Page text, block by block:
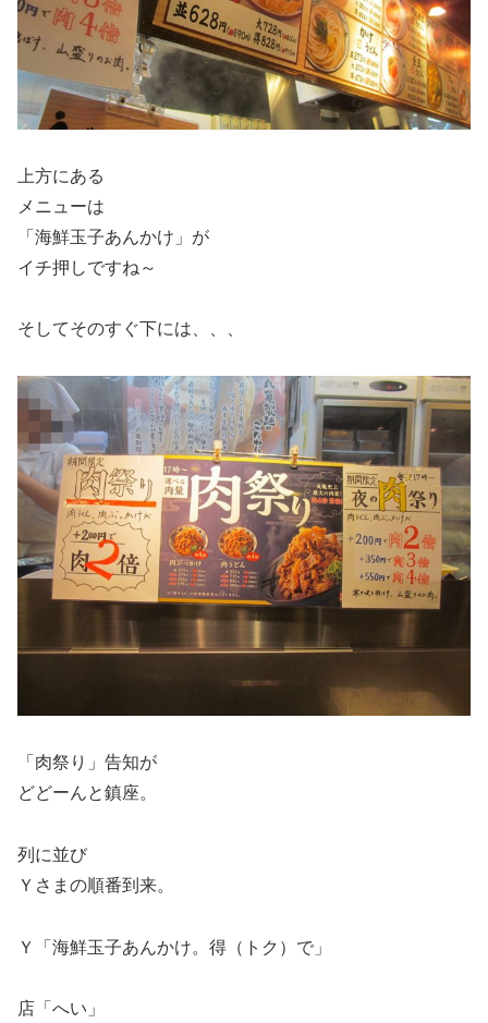
上方にある
メニューは
「海鮮玉子あんかけ」が
イチ押しですね～
そしてそのすぐ下には、、、
「肉祭り」告知が
どどーんと鎮座。
列に並び
Ｙさまの順番到来。
Ｙ「海鮮玉子あんかけ。得（トク）で」
店「へい」